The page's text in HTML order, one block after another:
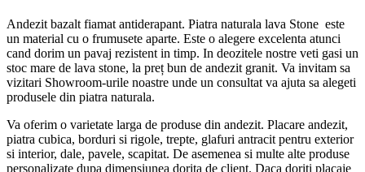
Andezit bazalt fiamat antiderapant. Piatra naturala lava Stone este
un material cu o frumusete aparte. Este o alegere excelenta atunci
cand dorim un pavaj rezistent in timp. In deozitele nostre veti gasi un
stoc mare de lava stone, la preț bun de andezit granit. Va invitam sa
vizitari Showroom-urile noastre unde un consultat va ajuta sa alegeti
produsele din piatra naturala.
Va oferim o varietate larga de produse din andezit. Placare andezit,
piatra cubica, borduri si rigole, trepte, glafuri antracit pentru exterior
si interior, dale, pavele, scapitat. De asemenea si multe alte produse
personalizate dupa dimensiunea dorita de client. Daca doriti placaje